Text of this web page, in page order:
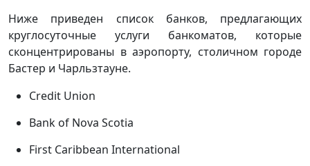
Ниже приведен список банков, предлагающих
круглосуточные услуги банкоматов, которые
сконцентрированы в аэропорту, столичном городе
Бастер и Чарльзтауне.
Credit Union
Bank of Nova Scotia
First Caribbean International